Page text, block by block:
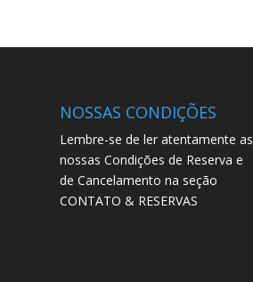
NOSSAS CONDIÇÕES
Lembre-se de ler atentamente as
nossas Condições de Reserva e
de Cancelamento na seção
CONTATO & RESERVAS